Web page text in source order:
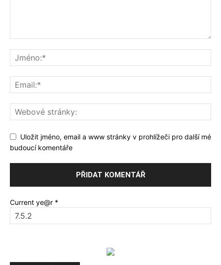
Uložit jméno, email a www stránky v prohlížeči pro další mé
budoucí komentáře
Current ye@r *